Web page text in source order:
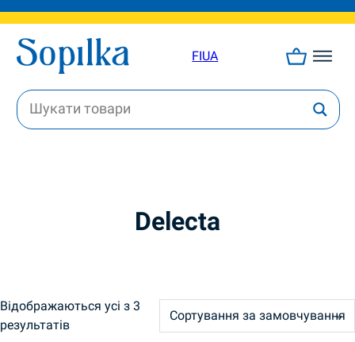
FIUA
Delecta
Відображаються усі з 3
результатів